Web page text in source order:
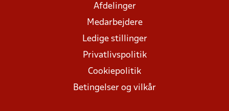
Afdelinger
Medarbejdere
Ledige stillinger
Privatlivspolitik
Cookiepolitik
Betingelser og vilkår